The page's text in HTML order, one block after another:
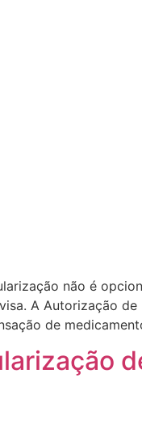
não é
A Autorização
de